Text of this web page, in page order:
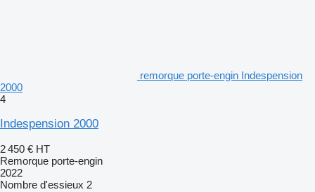
remorque porte-engin Indespension
2000
4
Indespension 2000
2 450 € HT
Remorque porte-engin
2022
Nombre d'essieux 2